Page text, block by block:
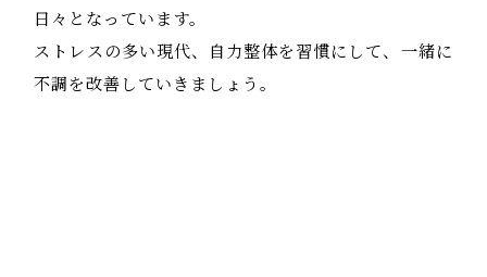
日々となっています。
ストレスの多い現代、自力整体を習慣にして、一緒に
不調を改善していきましょう。